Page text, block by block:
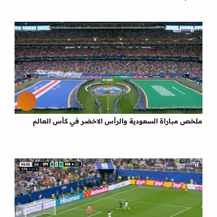
ملخص مباراة السعودية والرأس الاخضر في كأس العالم